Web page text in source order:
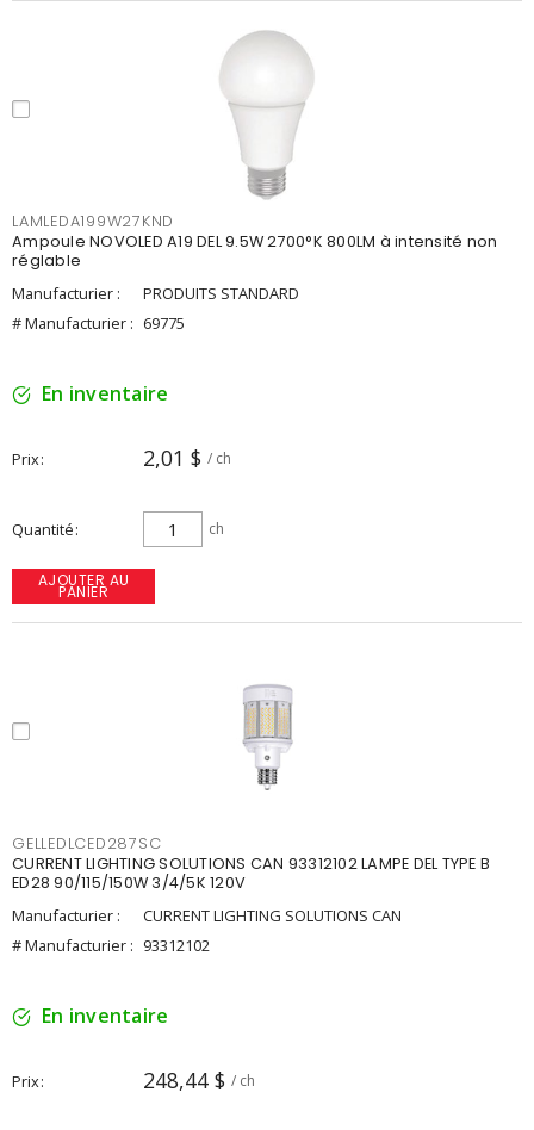
LAMLEDA199W27KND
Ampoule NOVOLED A19 DEL 9.5W 2700°K 800LM à intensité non
réglable
Manufacturier :
PRODUITS STANDARD
# Manufacturier : 69775
En inventaire
Prix 2,01 $ / ch
Quantité ch
AJOUTER AU
PANIER
GELLEDLCED287SC
CURRENT LIGHTING SOLUTIONS CAN 93312102 LAMPE DEL TYPE B
ED28 90/115/150W 3/4/5K 120V
Manufacturier :
CURRENT LIGHTING SOLUTIONS CAN
# Manufacturier : 93312102
En inventaire
Prix 248,44 $ / ch